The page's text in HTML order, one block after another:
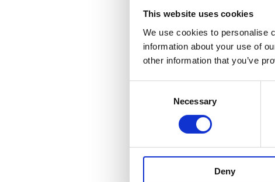
This website uses cookies
We use cookies to personalise
information about your use of
other information that you’ve
Necessary
Deny
Tässä
Iso-
rekisteröidä
vuoden 2000
Act) vuoden
Promotion)
artiklan
worth entity),
tiedottaa
tähän
asiankuuluvien